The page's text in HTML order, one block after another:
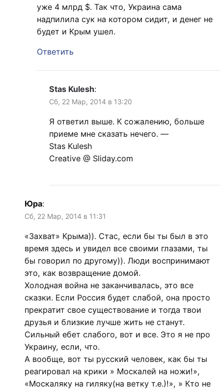
уже 4 млрд $. Так что, Украина сама
надпилила сук на котором сидит, и денег не
будет и Крым ушел.
Ответить
Stas Kulesh:
Сб, 22 Мар, 2014 в 13:20
Я ответил выше. К сожалению, больше
приеме мне сказать нечего. —
Stas Kulesh
Creative @ Sliday.com
Юра:
Сб, 22 Мар, 2014 в 11:31
«Захват» Крыма)). Стас, если бы ты был в это
время здесь и увидел все своими глазами, ты
бы говорил по другому)). Люди воспринимают
это, как возвращение домой.
Холодная война не заканчивалась, это все
сказки. Если Россия будет слабой, она просто
прекратит свое существование и тогда твои
друзья и близкие лучше жить не станут.
Сильный ебет слабого, вот и все. Это я не про
Украину, если, что.
А вообще, вот ты русский человек, как бы ты
реагировал на крики » Москалей на ножи!»,
«Москаляку на гиляку(на ветку т.е.)!», » Кто не